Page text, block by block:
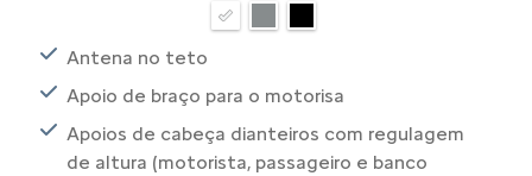
Antena no teto
Apoio de braço para o motorisa
Apoios de cabeça dianteiros com regulagem
de altura (motorista, passageiro e banco